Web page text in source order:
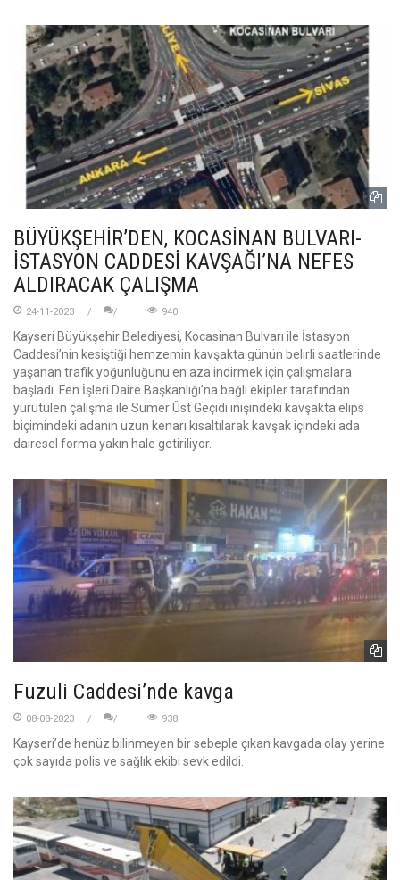
BÜYÜKŞEHİR’DEN, KOCASİNAN BULVARI-
İSTASYON CADDESİ KAVŞAĞI’NA NEFES
ALDIRACAK ÇALIŞMA
24-11-2023 940
Kayseri Büyükşehir Belediyesi, Kocasinan Bulvarı ile İstasyon
Caddesi’nin kesiştiği hemzemin kavşakta günün belirli saatlerinde
yaşanan trafik yoğunluğunu en aza indirmek için çalışmalara
başladı. Fen İşleri Daire Başkanlığı’na bağlı ekipler tarafından
yürütülen çalışma ile Sümer Üst Geçidi inişindeki kavşakta elips
biçimindeki adanın uzun kenarı kısaltılarak kavşak içindeki ada
dairesel forma yakın hale getiriliyor.
Fuzuli Caddesi’nde kavga
08-08-2023 938
Kayseri’de henüz bilinmeyen bir sebeple çıkan kavgada olay yerine
çok sayıda polis ve sağlık ekibi sevk edildi.